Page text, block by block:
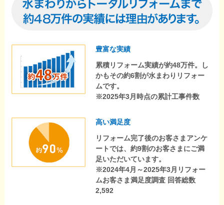
豊富な実績
累積リフォーム実績が約48万件。し
かもその約6割が水まわりリフォー
ムです。
※2025年3月時点の累計工事件数
高い満足度
リフォーム完了後のお客さまアンケ
ートでは、約9割のお客さまにご満
足いただいています。
※2024年4月～2025年3月リフォー
ムお客さま満足度調査 回答総数
2,592